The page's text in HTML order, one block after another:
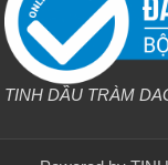
TINH DẦU TRÀM